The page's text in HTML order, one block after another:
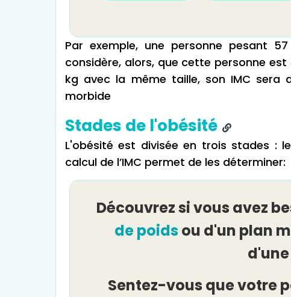
Par exemple, une personne pesant
considère, alors, que cette personne est
kg avec la même taille, son IMC sera
morbide
Stades de l'obésité
L'obésité est divisée en trois stades :
calcul de l’IMC permet de les déterminer:
Découvrez si vous avez
de poidsou d'un plan
Sentez-vous que votre